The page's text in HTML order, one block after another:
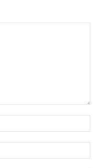
:*